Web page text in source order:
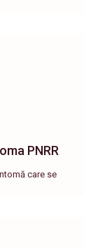
PNRR
care se